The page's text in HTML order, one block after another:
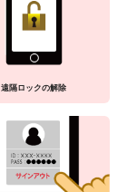
遠隔ロックの解除